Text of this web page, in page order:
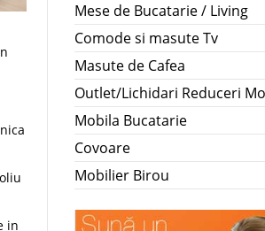
in
Mese de Bucatarie / Living
Comode si masute Tv
Masute de Cafea
Outlet/Lichidari Reduceri
Mobila Bucatarie
Covoare
Mobilier Birou